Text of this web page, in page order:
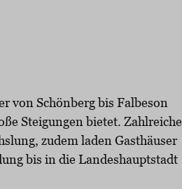
von Schönberg bis Falbeson
Steigungen bietet. Zahlreiche
zudem laden Gasthäuser
bis in die Landeshauptstadt